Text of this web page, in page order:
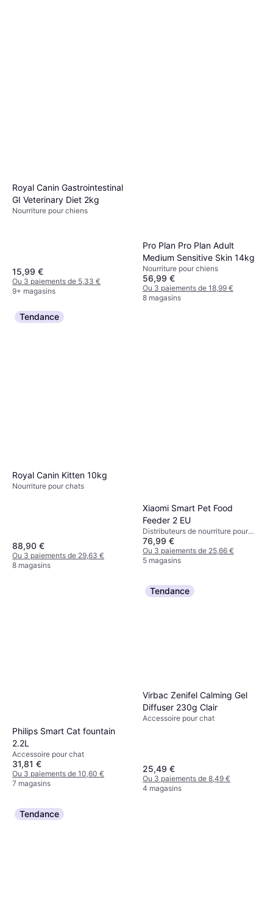
Royal Canin Gastrointestinal
GI Veterinary Diet 2kg
Nourriture pour chiens
15,99 €
Ou 3 paiements de 5,33 €
9+ magasins
Pro Plan Pro Plan Adult
Medium Sensitive Skin 14kg
Nourriture pour chiens
56,99 €
Ou 3 paiements de 18,99 €
8 magasins
Tendance
Royal Canin Kitten 10kg
Nourriture pour chats
88,90 €
Ou 3 paiements de 29,63 €
8 magasins
Xiaomi Smart Pet Food
Feeder 2 EU
Distributeurs de nourriture pour
chien
76,99 €
Ou 3 paiements de 25,66 €
5 magasins
Philips Smart Cat fountain
2.2L
Accessoire pour chat
31,81 €
Ou 3 paiements de 10,60 €
7 magasins
Tendance
Virbac Zenifel Calming Gel
Diffuser 230g Clair
Accessoire pour chat
25,49 €
Ou 3 paiements de 8,49 €
4 magasins
Tendance